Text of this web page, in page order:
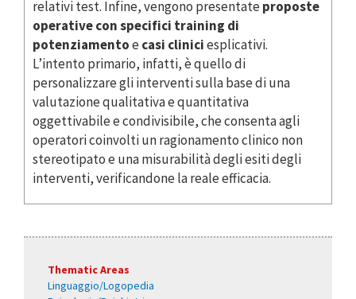
relativi test. Infine, vengono presentateproposte
operative con specifici training di
potenziamentoecasi cliniciesplicativi.
L’intento primario, infatti, è quello di
personalizzare gli interventi sulla base di una
valutazione qualitativa e quantitativa
oggettivabile e condivisibile, che consenta agli
operatori coinvolti un ragionamento clinico non
stereotipato e una misurabilità degli esiti degli
interventi, verificandone la reale efficacia.
Thematic Areas
Linguaggio/Logopedia